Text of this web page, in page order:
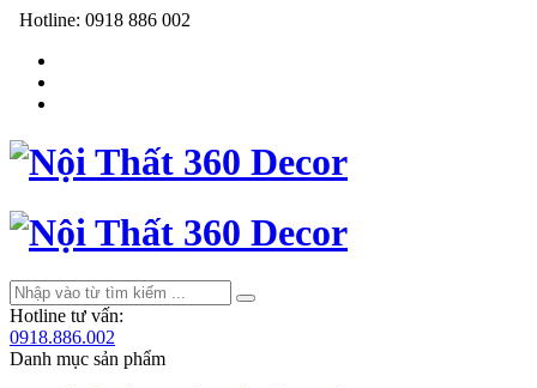
Hotline: 0918 886 002
Hotline tư vấn:
0918.886.002
Danh mục sản phẩm